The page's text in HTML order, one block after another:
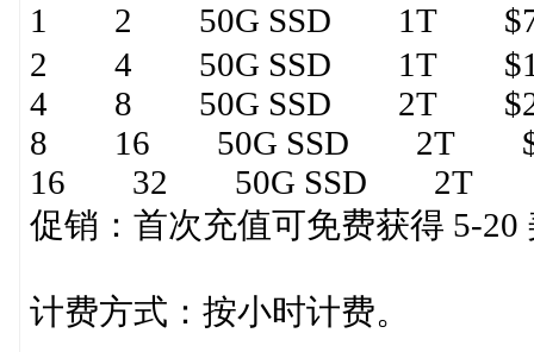
1 2 50G SSD 1T
2 4 50G SSD 1T
4 8 50G SSD 2T
8 16 50G SSD 2T
16 32 50G SSD 2T
促销：首次充值可免费获得 5-20
计费方式：按小时计费。